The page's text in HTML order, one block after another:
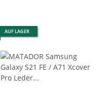
AUF LAGER